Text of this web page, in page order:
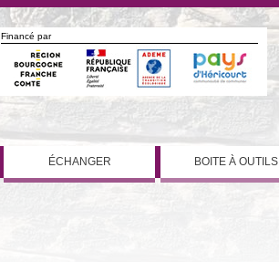
Financé par
ÉCHANGER BOITE À OUTILS